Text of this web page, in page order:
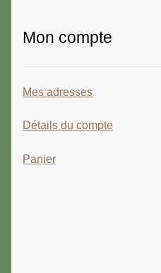
Mon compte
Mes adresses
Détails du compte
Panier